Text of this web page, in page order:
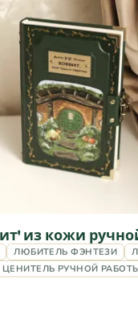
из кожи
ЛЮБИТЕЛЬ ФЭНТЕЗИ
ЦЕНИТЕЛЬ РУЧНОЙ